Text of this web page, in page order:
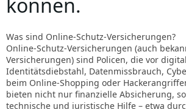
Was sind Online-Schutz-Versicherungen?
Online-Schutz-Versicherungen (auch
Versicherungen) sind Policen, die vor
Identitätsdiebstahl, Datenmissbrauch,
beim Online-Shopping oder
bieten nicht nur finanzielle Absicherung,
technische und juristische Hilfe – etwa